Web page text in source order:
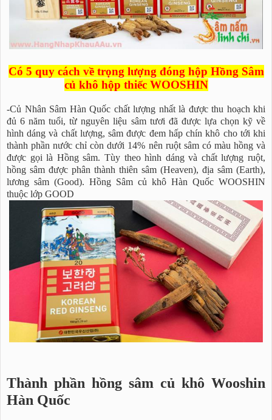
Có 5 quy cách về trọng lượng đóng hộp Hồng Sâm
củ khô hộp thiếc WOOSHIN
-Củ Nhân Sâm Hàn Quốc chất lượng nhất là được thu hoạch khi
đủ 6 năm tuổi, từ nguyên liệu sâm tươi đã được lựa chọn kỹ về
hình dáng và chất lượng, sâm được đem hấp chín khô cho tới khi
thành phần nước chỉ còn dưới 14% nên ruột sâm có màu hồng và
được gọi là Hồng sâm. Tùy theo hình dáng và chất lượng ruột,
hồng sâm được phân thành thiên sâm (Heaven), địa sâm (Earth),
lương sâm (Good). Hồng Sâm củ khô Hàn Quốc WOOSHIN
thuộc lớp GOOD
Thành phần hồng sâm củ khô Wooshin
Hàn Quốc